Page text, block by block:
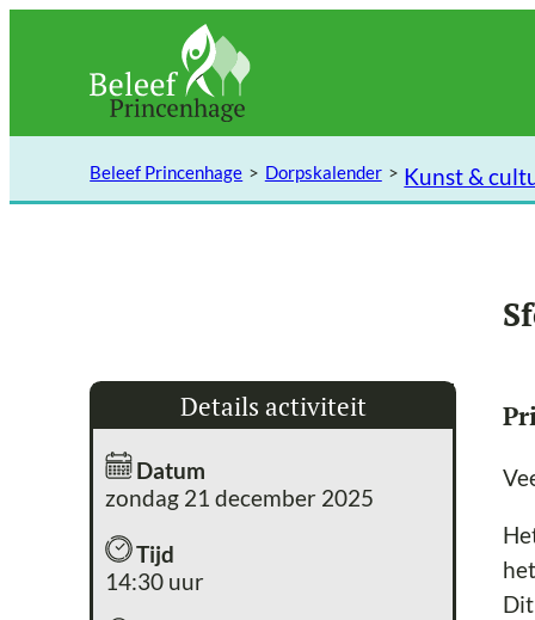
inhoud
Beleef Princenhage Dorpskalender Kunst &
Details activiteit
Datum
zondag 21 december 2025
Tijd
14:30 uur